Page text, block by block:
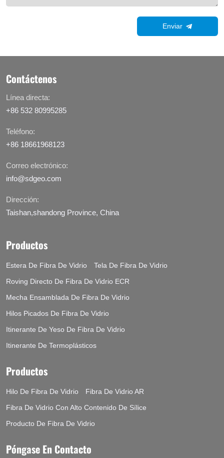
Enviar
Contáctenos
Línea directa:
+86 532 80995285
Teléfono:
+86 18661968123
Correo electrónico:
info@sdgeo.com
Dirección:
Taishan,shandong Province, China
Productos
Estera De Fibra De Vidrio
Tela De Fibra De Vidrio
Roving Directo De Fibra De Vidrio ECR
Mecha Ensamblada De Fibra De Vidrio
Hilos Picados De Fibra De Vidrio
Itinerante De Yeso De Fibra De Vidrio
Itinerante De Termoplásticos
Productos
Hilo De Fibra De Vidrio
Fibra De Vidrio AR
Fibra De Vidrio Con Alto Contenido De Sílice
Producto De Fibra De Vidrio
Póngase En Contacto